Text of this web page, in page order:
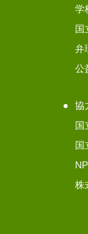
学
国
弁
公
協
国
国
株